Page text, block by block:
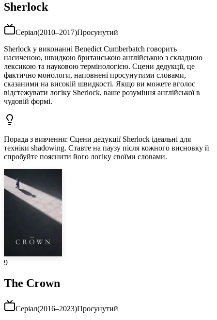
Sherlock
Серіал(2010–2017)Просунутий
Sherlock у виконанні Benedict Cumberbatch говорить
насиченою, швидкою британською англійською з складною
лексикою та науковою термінологією. Сцени дедукції, це
фактично монологи, наповнені просунутими словами,
сказаними на високій швидкості. Якщо ви можете вголос
відстежувати логіку Sherlock, ваше розуміння англійської в
чудовій формі.
Порада з вивчення: Сцени дедукції Sherlock ідеальні для
техніки shadowing. Ставте на паузу після кожного висновку й
спробуйте пояснити його логіку своїми словами.
9
The Crown
Серіал(2016–2023)Просунутий